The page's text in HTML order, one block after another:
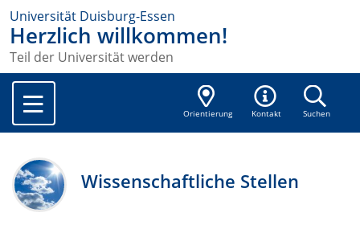
Universität Duisburg-Essen
Herzlich willkommen!
Teil der Universität werden
Orientierung Kontakt Suchen
Wissenschaftliche Stellen